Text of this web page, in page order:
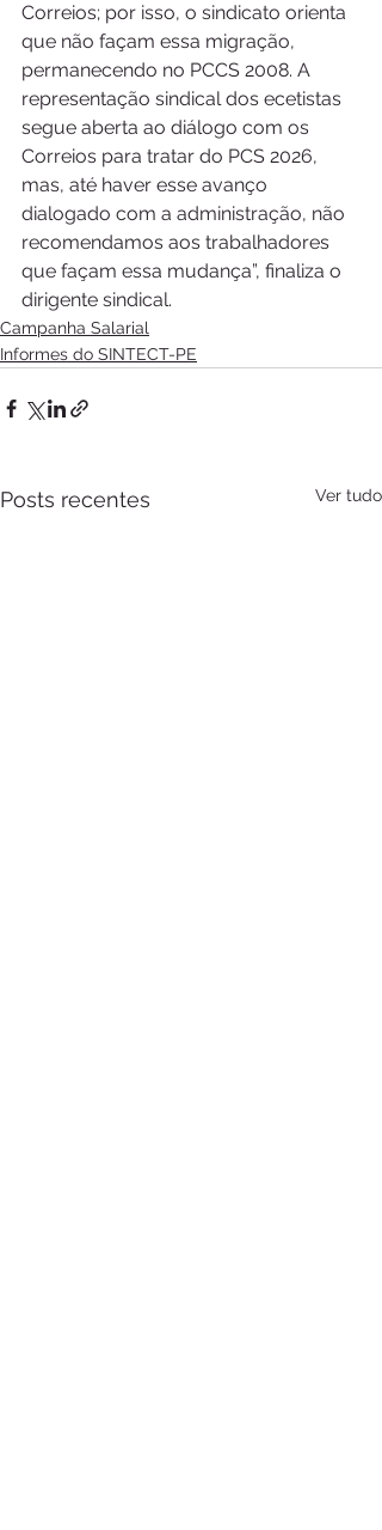
Correios; por isso, o sindicato orienta
que não façam essa migração,
permanecendo no PCCS 2008. A
representação sindical dos ecetistas
segue aberta ao diálogo com os
Correios para tratar do PCS 2026,
mas, até haver esse avanço
dialogado com a administração, não
recomendamos aos trabalhadores
que façam essa mudança”, finaliza o
dirigente sindical.
Campanha Salarial
Informes do SINTECT-PE
Posts recentes Ver tudo